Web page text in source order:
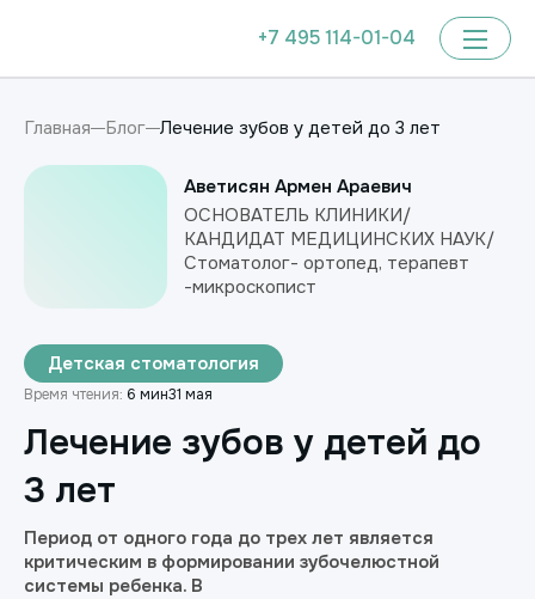
+7 495 114-01-04
Главная Блог Лечение зубов у детей до 3 лет
Детская стоматология
Время чтения: 6 мин31 мая
Лечение зубов у детей до
3 лет
Период от одного года до трех лет является
критическим в формировании зубочелюстной
системы ребенка. В
Аветисян Армен Араевич
ОСНОВАТЕЛЬ КЛИНИКИ/
КАНДИДАТ МЕДИЦИНСКИХ НАУК/
Стоматолог- ортопед, терапевт
-микроскопист